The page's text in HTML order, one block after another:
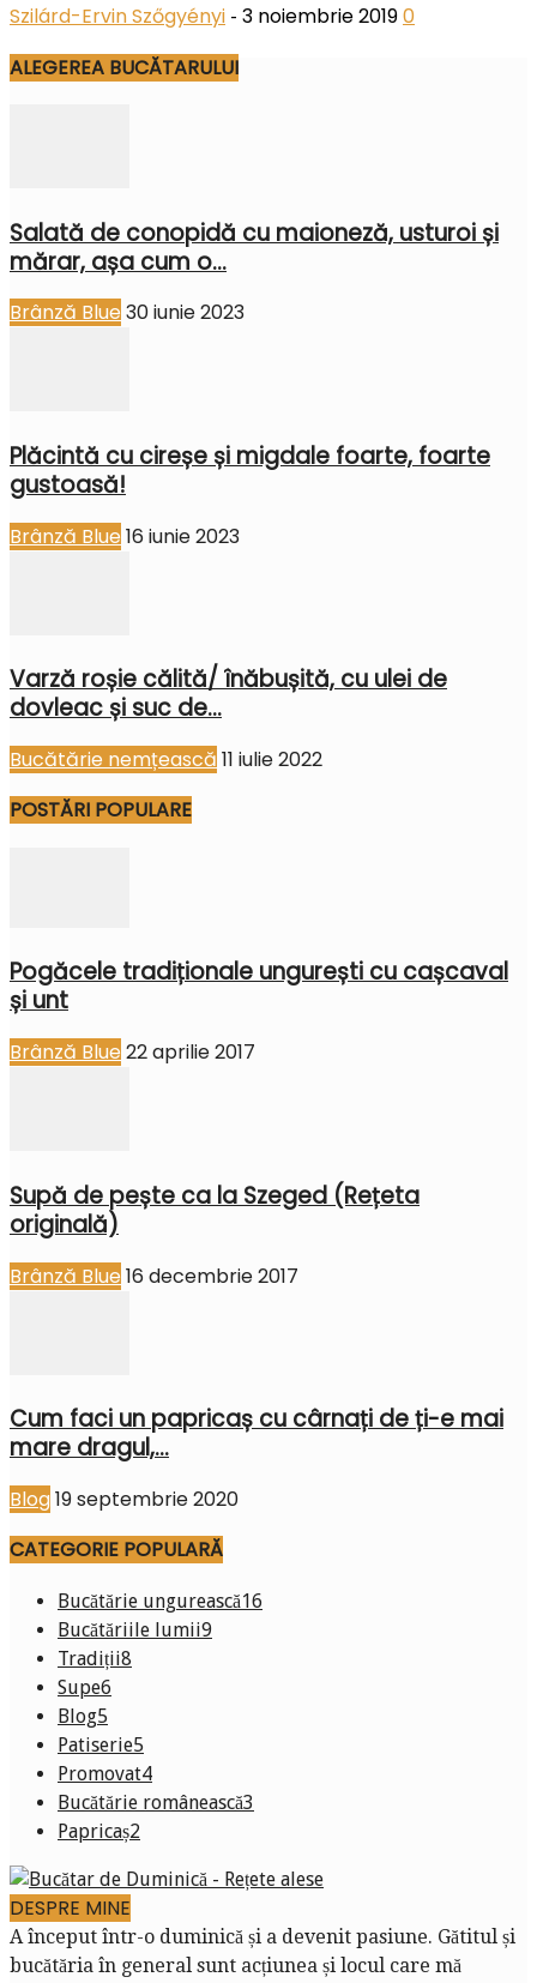
Szilárd-Ervin Szőgyényi - 3 noiembrie 20190
ALEGEREA BUCĂTARULUI
Salată de conopidă cu maioneză, usturoi și
mărar, așa cum o...
Brânză Blue30 iunie 2023
Plăcintă cu cireșe și migdale foarte, foarte
gustoasă!
Brânză Blue16 iunie 2023
Varză roșie călită/ înăbușită, cu ulei de
dovleac și suc de...
Bucătărie nemțească 11 iulie 2022
POSTĂRI POPULARE
Pogăcele tradiționale ungurești cu cașcaval
și unt
Brânză Blue22 aprilie 2017
Supă de pește ca la Szeged (Rețeta
originală)
Brânză Blue16 decembrie 2017
Cum faci un papricaș cu cârnați de ți-e mai
mare dragul,...
Blog19 septembrie 2020
CATEGORIE POPULARĂ
Bucătărie ungurească16
Bucătăriile lumii9
Tradiții8
Supe6
Blog5
Patiserie5
Promovat4
Bucătărie românească3
Papricaș2
DESPRE MINE
A început într-o duminică și a devenit pasiune. Gătitul și
bucătăria în general sunt acțiunea și locul care mă